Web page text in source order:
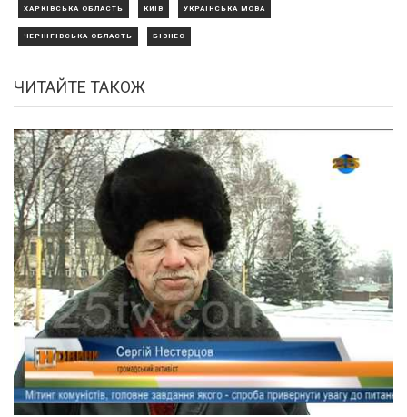
ХАРКІВСЬКА ОБЛАСТЬ КИЇВ УКРАЇНСЬКА МОВА
ЧЕРНІГІВСЬКА ОБЛАСТЬ БІЗНЕС
ЧИТАЙТЕ ТАКОЖ